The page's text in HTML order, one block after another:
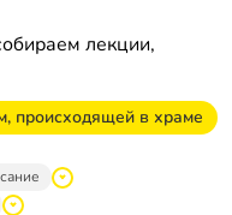
лекции,
происходящей в храме